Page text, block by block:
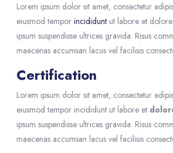
Lorem ipsum dolor sit amet, consectetur
eiusmod tempor incididunt ut labore et
ipsum suspendisse ultrices gravida. Risus
maecenas accumsan lacus vel facilisis
Certification
Lorem ipsum dolor sit amet, consectetur
eiusmod tempor incididunt ut labore et
ipsum suspendisse ultrices gravida. Risus
maecenas accumsan lacus vel facilisis